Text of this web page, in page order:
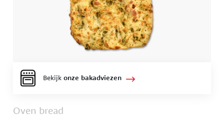
Bekijkonze bakadviezen
Oven bread